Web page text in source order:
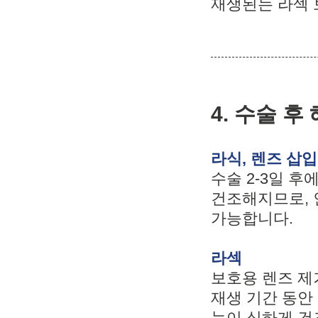
재생된는 라섹
4. 수술 후
라식, 렌즈 삽
수술 2-3일 후
건조해지므로,
가능합니다.
라섹
보호용 렌즈
재생 기간 동